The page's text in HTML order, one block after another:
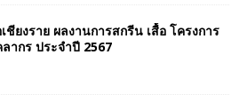
ชียงราย ผลงานการสกรีน เสื้อ โครงการ
ากร ประจำปี 2567